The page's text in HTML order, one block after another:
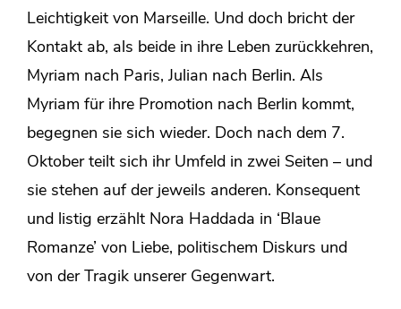
Leichtigkeit von Marseille. Und doch bricht der
Kontakt ab, als beide in ihre Leben zurückkehren,
Myriam nach Paris, Julian nach Berlin. Als
Myriam für ihre Promotion nach Berlin kommt,
begegnen sie sich wieder. Doch nach dem 7.
Oktober teilt sich ihr Umfeld in zwei Seiten – und
sie stehen auf der jeweils anderen. Konsequent
und listig erzählt Nora Haddada in ‘Blaue
Romanze’ von Liebe, politischem Diskurs und
von der Tragik unserer Gegenwart.